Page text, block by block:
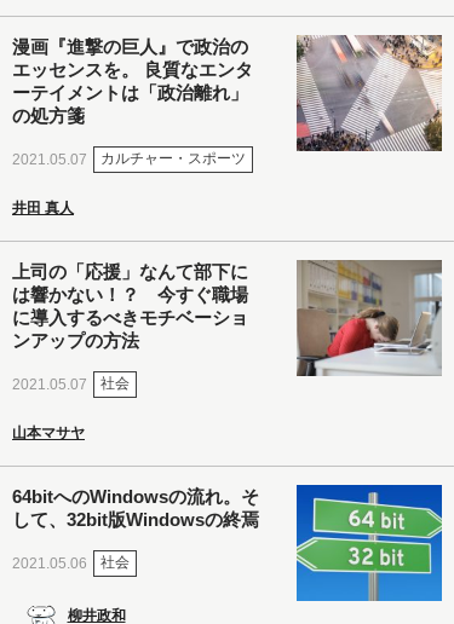
漫画『進撃の巨人』で政治の
エッセンスを。 良質なエンタ
ーテイメントは「政治離れ」
の処方箋
2021.05.07 カルチャー・スポーツ
井田 真人
上司の「応援」なんて部下に
は響かない！？ 今すぐ職場
に導入するべきモチベーショ
ンアップの方法
2021.05.07 社会
山本マサヤ
64bitへのWindowsの流れ。そ
して、32bit版Windowsの終焉
2021.05.06 社会
柳井政和